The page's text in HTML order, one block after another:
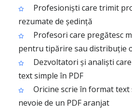
Profesioniști care trimit
rezumate de ședință
Profesori care pregătesc
pentru tipărire sau distribuție
Dezvoltatori și analiști
text simple în PDF
Oricine scrie în format text
nevoie de un PDF aranjat